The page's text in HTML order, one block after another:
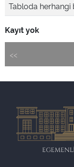
Tabloda
Kayıt yok
<<